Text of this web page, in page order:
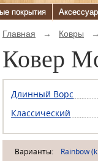
покрытия
Главная → Ковры
Ковер
Длинный Ворс
Классический
Варианты: Rainbow